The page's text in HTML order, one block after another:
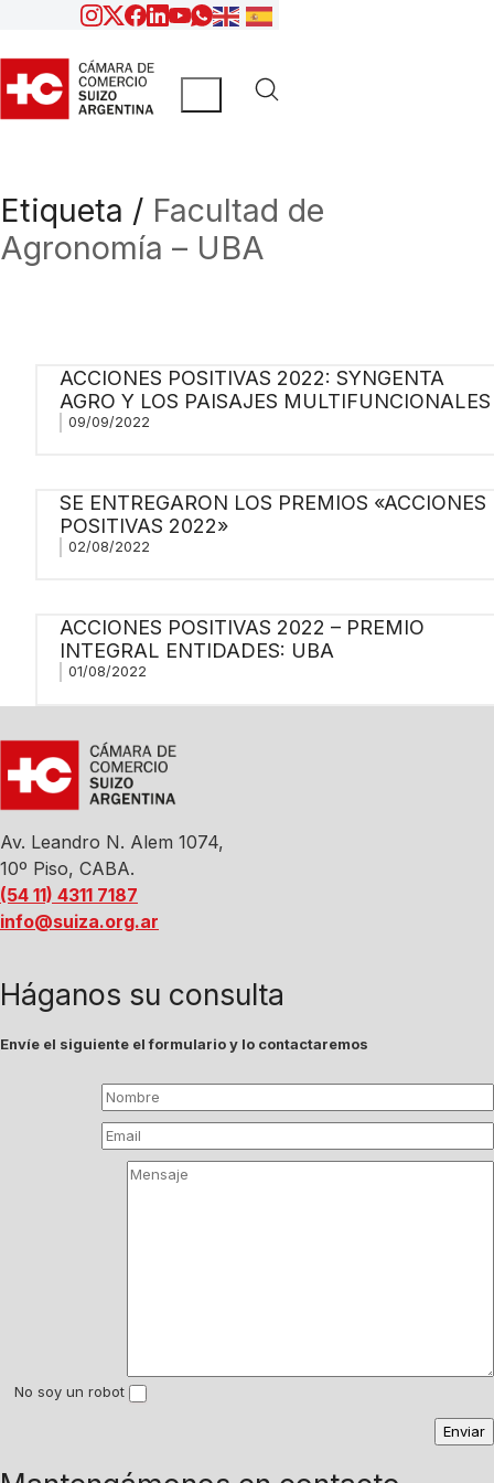
Etiqueta / Facultad de
Agronomía – UBA
ACCIONES POSITIVAS 2022: SYNGENTA
AGRO Y LOS PAISAJES MULTIFUNCIONALES
09/09/2022
SE ENTREGARON LOS PREMIOS «ACCIONES
POSITIVAS 2022»
02/08/2022
ACCIONES POSITIVAS 2022 – PREMIO
INTEGRAL ENTIDADES: UBA
01/08/2022
Av. Leandro N. Alem 1074,
10º Piso, CABA.
(54 11) 4311 7187
info@suiza.org.ar
Háganos su consulta
Envíe el siguiente el formulario y lo contactaremos
No soy un robot